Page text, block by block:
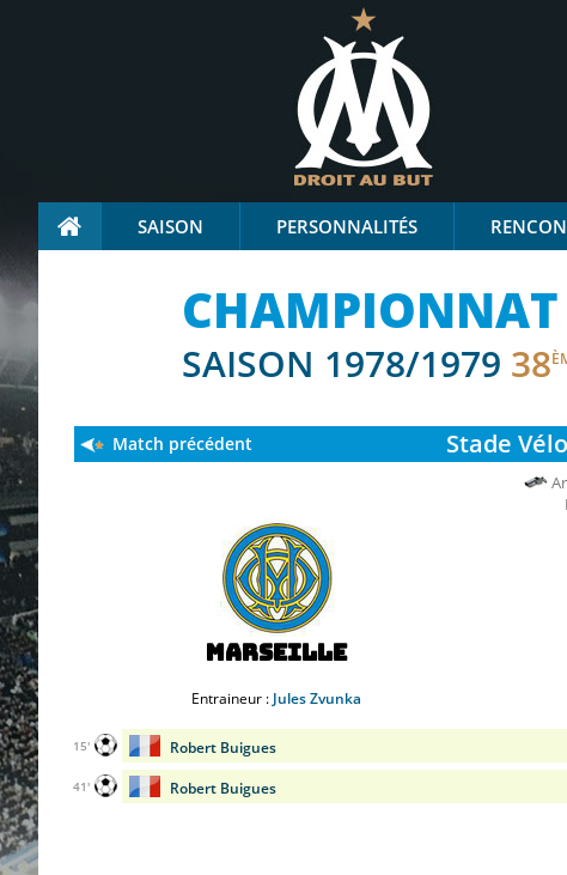
SAISON PERSONNALITÉS
SAISON 1978/1979 38
Stade
Match précédent
Marseille
Entraineur : Jules Zvunka
Robert Buigues
15'
Robert Buigues
41'